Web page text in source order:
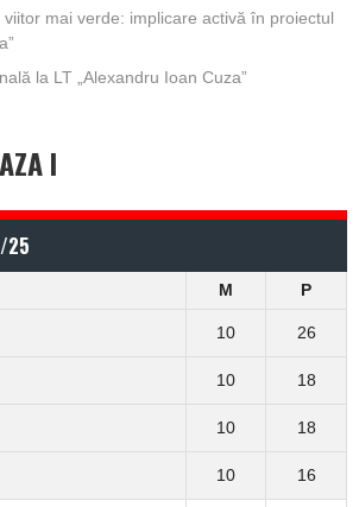
mai verde: implicare activă în proiectul
la LT „Alexandru Ioan Cuza”
I
25
M P
10 26
10 18
10 18
10 16